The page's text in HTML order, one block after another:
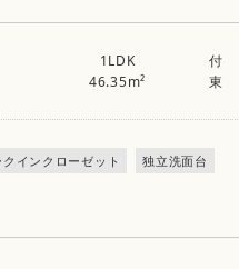
1LDK
46.35m²
付
東
クインクローゼット 独立洗面台